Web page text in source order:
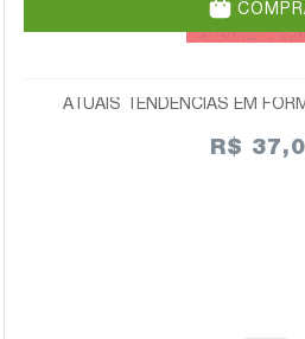
ATUAIS TENDÊNCIAS EM
R$